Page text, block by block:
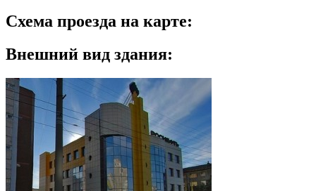
Схема проезда на карте:
Внешний вид здания: